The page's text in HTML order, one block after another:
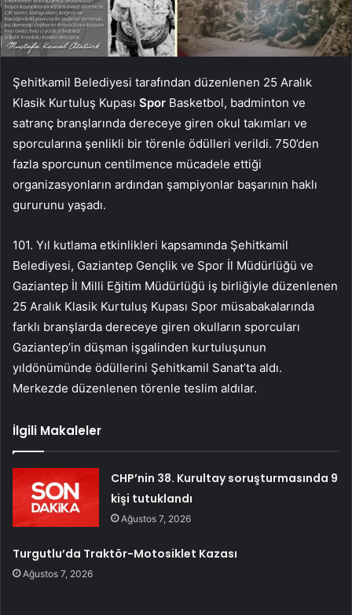
Şehitkamil Belediyesi tarafından düzenlenen 25 Aralık
Klasik Kurtuluş Kupası Spor Basketbol, ​​badminton ve
satranç branşlarında dereceye giren okul takımları ve
sporcularına şenlikli bir törenle ödülleri verildi. 750’den
fazla sporcunun centilmence mücadele ettiği
organizasyonların ardından şampiyonlar başarının haklı
gururunu yaşadı.
101. Yıl kutlama etkinlikleri kapsamında Şehitkamil
Belediyesi, Gaziantep Gençlik ve Spor İl Müdürlüğü ve
Gaziantep İl Milli Eğitim Müdürlüğü iş birliğiyle düzenlenen
25 Aralık Klasik Kurtuluş Kupası Spor müsabakalarında
farklı branşlarda dereceye giren okulların sporcuları
Gaziantep’in düşman işgalinden kurtuluşunun
yıldönümünde ödüllerini Şehitkamil Sanat’ta aldı.
Merkezde düzenlenen törenle teslim aldılar.
İlgili Makaleler
CHP’nin 38. Kurultay soruşturmasında 9
kişi tutuklandı
Ağustos 7, 2026
Turgutlu’da Traktör-Motosiklet Kazası
Ağustos 7, 2026